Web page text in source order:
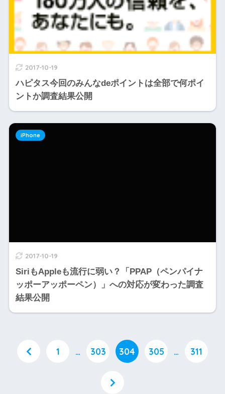
2017-10-19
ハピタス今回のみんなdeポイントは全部で何ポイ
ントか調査結果公開
2017-10-19
SiriもAppleも流行に弱い？「PPAP（ペンパイナ
ッポーアッポーペン）」への対応が変わった調査
結果公開
iPhone
1 … 303 304 305 … 311